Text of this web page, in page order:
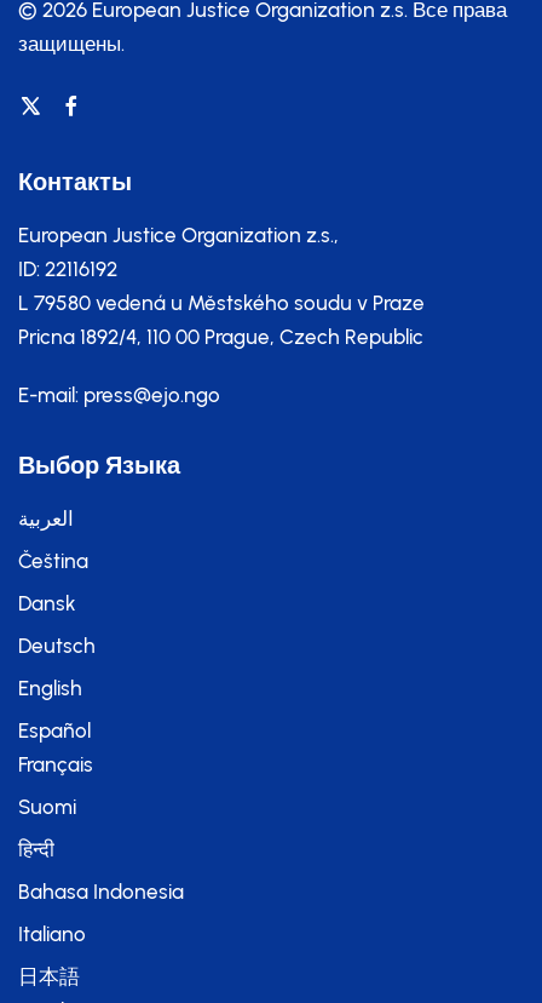
© 2026 European Justice Organization z.s. Все права
защищены.
Контакты
European Justice Organization z.s.,
ID: 22116192
L 79580 vedená u Městského soudu v Praze
Pricna 1892/4, 110 00 Prague, Czech Republic
E-mail: press@ejo.ngo
Выбор Языка
العربية
Čeština
Dansk
Deutsch
English
Español
Français
Suomi
हिन्दी
Bahasa Indonesia
Italiano
日本語